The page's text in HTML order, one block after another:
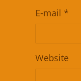
E-mail *
Website